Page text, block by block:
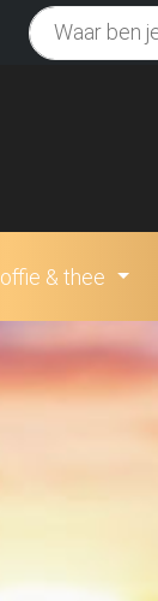
& thee